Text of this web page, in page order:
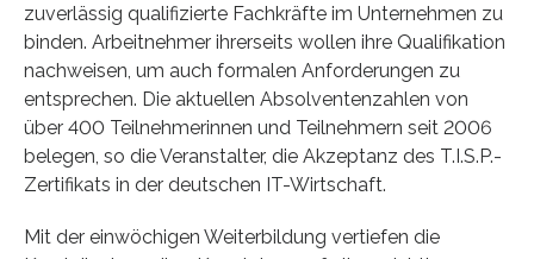
zuverlässig qualifizierte Fachkräfte im Unternehmen zu
binden. Arbeitnehmer ihrerseits wollen ihre Qualifikation
nachweisen, um auch formalen Anforderungen zu
entsprechen. Die aktuellen Absolventenzahlen von
über 400 Teilnehmerinnen und Teilnehmern seit 2006
belegen, so die Veranstalter, die Akzeptanz des T.I.S.P.-
Zertifikats in der deutschen IT-Wirtschaft.
Mit der einwöchigen Weiterbildung vertiefen die